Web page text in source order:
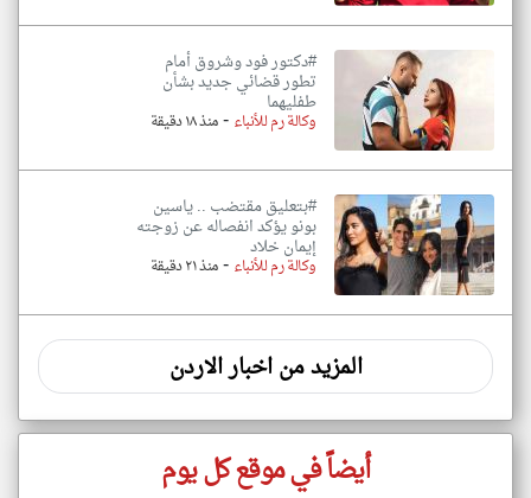
#دكتور فود وشروق أمام
تطور قضائي جديد بشأن
طفليهما
وكالة رم للأنباء -منذ ١٨ دقيقة
#بتعليق مقتضب .. ياسين
بونو يؤكد انفصاله عن زوجته
إيمان خلاد
وكالة رم للأنباء -منذ ٢١ دقيقة
المزيد من اخبار الاردن
أيضاً في موقع كل يوم